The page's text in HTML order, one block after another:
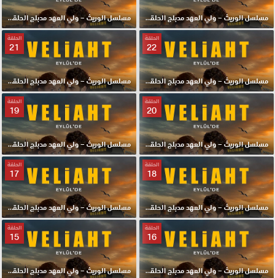
مسلسل الوريث – ولي العهد مدبلج الحلقة 24 HD مسلسل الوريث – ولي العهد مدبلج الحلقة 23 HD
الحلقة
22
مسلسل الوريث – ولي العهد مدبلج الحلقة 22 HD
الحلقة
21
مسلسل الوريث – ولي العهد مدبلج الحلقة 21 HD
الحلقة
20
مسلسل الوريث – ولي العهد مدبلج الحلقة 20 HD
الحلقة
19
مسلسل الوريث – ولي العهد مدبلج الحلقة 19 HD
الحلقة
18
مسلسل الوريث – ولي العهد مدبلج الحلقة 18 HD
الحلقة
17
مسلسل الوريث – ولي العهد مدبلج الحلقة 17 HD
الحلقة
16
مسلسل الوريث – ولي العهد مدبلج الحلقة 16 HD
الحلقة
15
مسلسل الوريث – ولي العهد مدبلج الحلقة 15 HD